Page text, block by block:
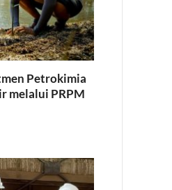
Petrokimia
melalui PRPM